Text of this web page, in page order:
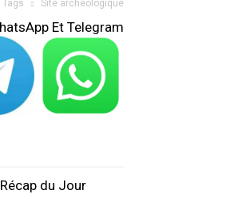
Tags Site archéologique
Et Telegram
du Jour